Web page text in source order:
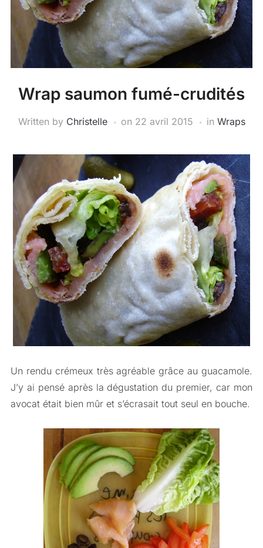
Wrap saumon fumé-crudités
Written by Christelle on 22 avril 2015 in Wraps
Un rendu crémeux très agréable grâce au guacamole.
J’y ai pensé après la dégustation du premier, car mon
avocat était bien mûr et s’écrasait tout seul en bouche.